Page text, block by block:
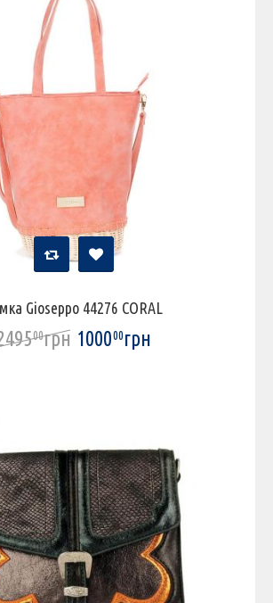
Gioseppo 44276 CORAL
00грн 100000грн